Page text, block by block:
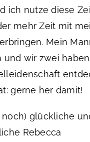
ich nutze diese
mehr Zeit mit
Mein
und wir zwei
gerne her damit!
noch) glückliche
Rebecca